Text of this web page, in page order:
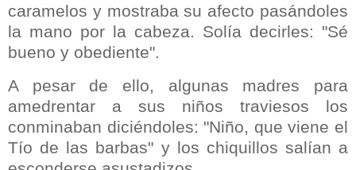
caramelos y mostraba su afecto pasándoles
la mano por la cabeza. Solía decirles: "Sé
bueno y obediente".
A pesar de ello, algunas madres para
amedrentar a sus niños traviesos los
conminaban diciéndoles: "Niño, que viene el
Tío de las barbas" y los chiquillos salían a